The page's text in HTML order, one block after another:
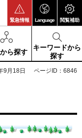
緊急情報 Language 閲覧補助
ら探す
キーワードから
探す
9月18日 ページID：6846